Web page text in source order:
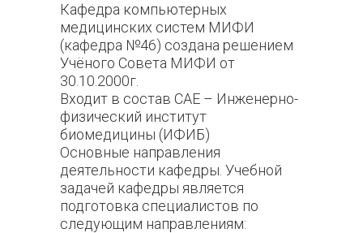
Кафедра компьютерных
медицинских систем МИФИ
(кафедра №46) создана решением
Учёного Совета МИФИ от
30.10.2000г.
Входит в состав САЕ – Инженерно-
физический институт
биомедицины (ИФИБ)
Основные направления
деятельности кафедры. Учебной
задачей кафедры является
подготовка специалистов по
следующим направлениям: